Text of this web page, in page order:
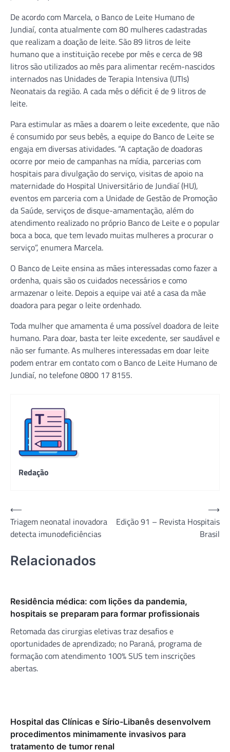
De acordo com Marcela, o Banco de Leite Humano de
Jundiaí, conta atualmente com 80 mulheres cadastradas
que realizam a doação de leite. São 89 litros de leite
humano que a instituição recebe por mês e cerca de 98
litros são utilizados ao mês para alimentar recém-nascidos
internados nas Unidades de Terapia Intensiva (UTIs)
Neonatais da região. A cada mês o déficit é de 9 litros de
leite.
Para estimular as mães a doarem o leite excedente, que não
é consumido por seus bebês, a equipe do Banco de Leite se
engaja em diversas atividades. “A captação de doadoras
ocorre por meio de campanhas na mídia, parcerias com
hospitais para divulgação do serviço, visitas de apoio na
maternidade do Hospital Universitário de Jundiaí (HU),
eventos em parceria com a Unidade de Gestão de Promoção
da Saúde, serviços de disque-amamentação, além do
atendimento realizado no próprio Banco de Leite e o popular
boca a boca, que tem levado muitas mulheres a procurar o
serviço”, enumera Marcela.
O Banco de Leite ensina as mães interessadas como fazer a
ordenha, quais são os cuidados necessários e como
armazenar o leite. Depois a equipe vai até a casa da mãe
doadora para pegar o leite ordenhado.
Toda mulher que amamenta é uma possível doadora de leite
humano. Para doar, basta ter leite excedente, ser saudável e
não ser fumante. As mulheres interessadas em doar leite
podem entrar em contato com o Banco de Leite Humano de
Jundiaí, no telefone 0800 17 8155.
Redação
Navegação
de
Post
⟵
Triagem neonatal inovadora
detecta imunodeficiências
Edição 91 – Revista Hospitais
Brasil
⟶
Relacionados
Residência médica: com lições da pandemia,
hospitais se preparam para formar profissionais
Retomada das cirurgias eletivas traz desafios e
oportunidades de aprendizado; no Paraná, programa de
formação com atendimento 100% SUS tem inscrições
abertas.
Hospital das Clínicas e Sírio-Libanês desenvolvem
procedimentos minimamente invasivos para
tratamento de tumor renal